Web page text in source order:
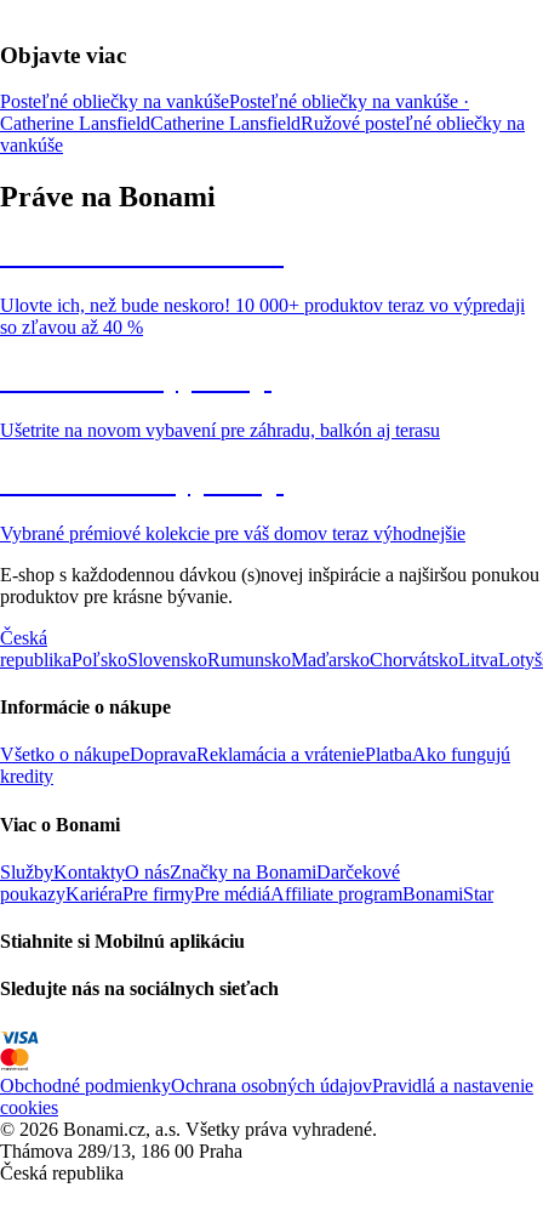
Objavte viac
Posteľné obliečky na vankúšePosteľné obliečky na vankúše ·
Catherine LansfieldCatherine LansfieldRužové posteľné obliečky na
vankúše
Práve na Bonami
Ulovte ich, než bude neskoro! 10 000+ produktov teraz vo výpredaji
so zľavou až 40 %
Ušetrite na novom vybavení pre záhradu, balkón aj terasu
Vybrané prémiové kolekcie pre váš domov teraz výhodnejšie
E-shop s každodennou dávkou (s)novej inšpirácie a najširšou ponukou
produktov pre krásne bývanie.
Česká
republikaPoľskoSlovenskoRumunskoMaďarskoChorvátskoLitva
Informácie o nákupe
Všetko o nákupeDopravaReklamácia a vráteniePlatbaAko fungujú
kredity
Viac o Bonami
SlužbyKontaktyO násZnačky na BonamiDarčekové
poukazyKariéraPre firmyPre médiáAffiliate programBonamiStar
Stiahnite si Mobilnú aplikáciu
Sledujte nás na sociálnych sieťach
Obchodné podmienkyOchrana osobných údajovPravidlá a nastavenie
cookies
© 2026 Bonami.cz, a.s. Všetky práva vyhradené.
Thámova 289/13, 186 00 Praha
Česká republika